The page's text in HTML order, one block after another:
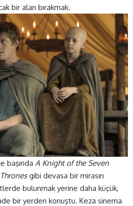
bir alan bırakmak.
başında A Knight of the Seven
gibi devasa bir mirasın
bulunmak yerine daha küçük,
bir yerden konuştu. Keza sinema